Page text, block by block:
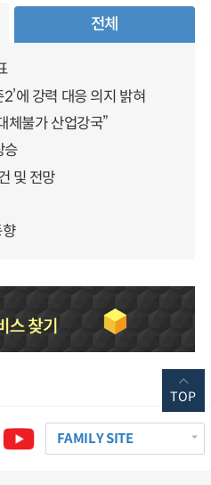
전체
에 강력 대응 의지 밝혀
체불가 산업강국”
승
및 전망
FAMILY SITE
TOP